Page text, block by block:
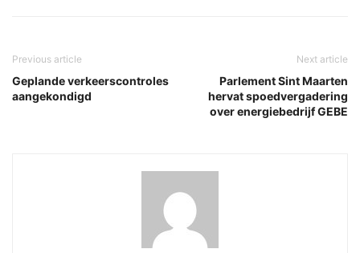
Previous article
Geplande verkeerscontroles
aangekondigd
Next article
Parlement Sint Maarten
hervat spoedvergadering
over energiebedrijf GEBE